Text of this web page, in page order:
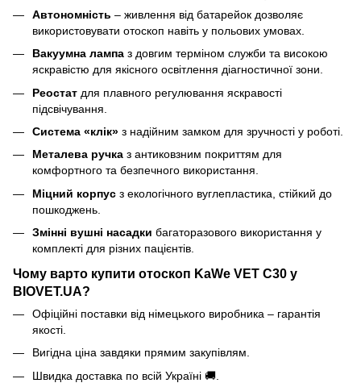
Автономність – живлення від батарейок дозволяє
використовувати отоскоп навіть у польових умовах.
Вакуумна лампа з довгим терміном служби та високою
яскравістю для якісного освітлення діагностичної зони.
Реостат для плавного регулювання яскравості
підсвічування.
Система «клік» з надійним замком для зручності у роботі.
Металева ручка з антиковзним покриттям для
комфортного та безпечного використання.
Міцний корпус з екологічного вуглепластика, стійкий до
пошкоджень.
Змінні вушні насадки багаторазового використання у
комплекті для різних пацієнтів.
Чому варто купити отоскоп KaWe VET C30 у
BIOVET.UA?
Офіційні поставки від німецького виробника – гарантія
якості.
Вигідна ціна завдяки прямим закупівлям.
Швидка доставка по всій Україні 🚚.